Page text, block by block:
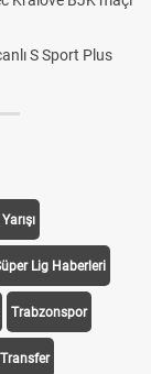
S Sport Plus
Lig Haberleri
Trabzonspor